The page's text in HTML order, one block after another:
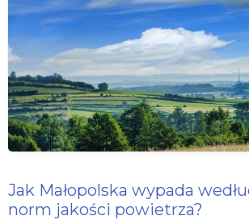
Jak Małopolska wypada
norm jakości powietrza?